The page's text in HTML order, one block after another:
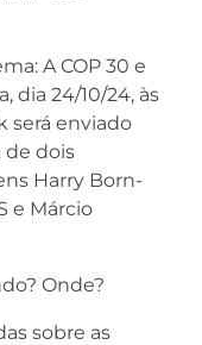
A COP 30 e
dia 24/10/24, às
será enviado
de dois
Harry Born-
e Márcio
Onde?
sobre as